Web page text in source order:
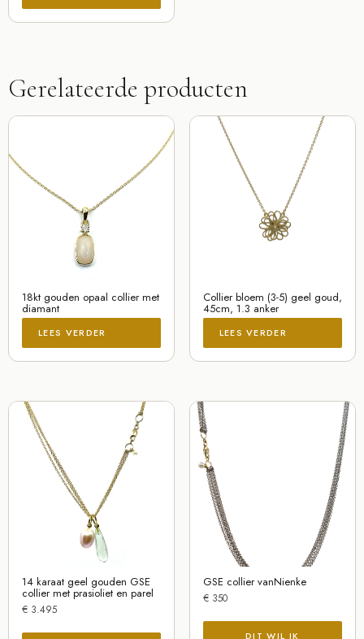
Gerelateerde producten
18kt gouden opaal collier met
diamant
LEES VERDER
Collier bloem (3-5) geel goud,
45cm, 1.3 anker
LEES VERDER
14 karaat geel gouden GSE
collier met prasioliet en parel
€ 3.495
GSE collier vanNienke
€350